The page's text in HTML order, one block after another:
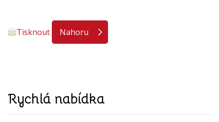
Tisknout Nahoru
Rychlá nabídka